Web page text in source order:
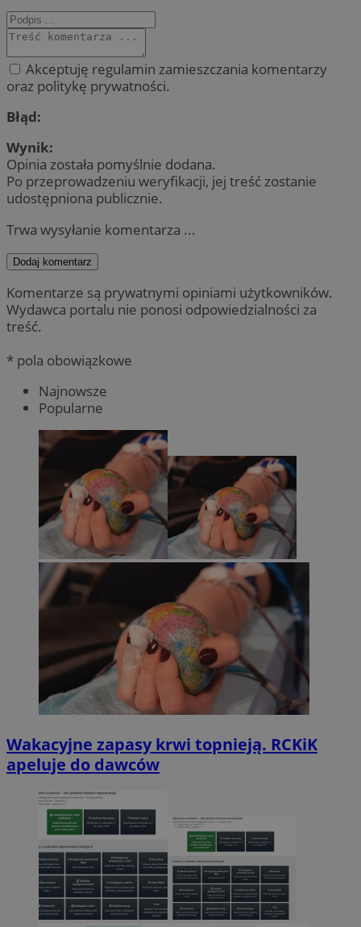
Akceptuję regulamin zamieszczania komentarzy
oraz politykę prywatności.
Błąd:
Wynik:
Opinia została pomyślnie dodana.
Po przeprowadzeniu weryfikacji, jej treść zostanie
udostępniona publicznie.
Trwa wysyłanie komentarza ...
Dodaj komentarz
Komentarze są prywatnymi opiniami użytkowników.
Wydawca portalu nie ponosi odpowiedzialności za
treść.
* pola obowiązkowe
Najnowsze
Popularne
Wakacyjne zapasy krwi topnieją. RCKiK
apeluje do dawców